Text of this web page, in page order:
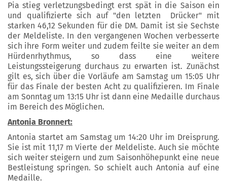
Pia stieg verletzungsbedingt erst spät in die Saison ein
und qualifizierte sich auf "den letzten Drücker" mit
starken 46,12 Sekunden für die DM. Damit ist sie Sechste
der Meldeliste. In den vergangenen Wochen verbesserte
sich ihre Form weiter und zudem feilte sie weiter an dem
Hürdenrhythmus, so dass eine weitere
Leistungssteigerung durchaus zu erwarten ist. Zunächst
gilt es, sich über die Vorläufe am Samstag um 15:05 Uhr
für das Finale der besten Acht zu qualifizieren. Im Finale
am Sonntag um 13:15 Uhr ist dann eine Medaille durchaus
im Bereich des Möglichen.
Antonia Bronnert:
Antonia startet am Samstag um 14:20 Uhr im Dreisprung.
Sie ist mit 11,17 m Vierte der Meldeliste. Auch sie möchte
sich weiter steigern und zum Saisonhöhepunkt eine neue
Bestleistung springen. So schielt auch Antonia auf eine
Medaille.